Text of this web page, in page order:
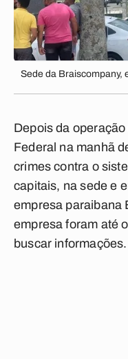
Sede da Braiscompany,
Depois da
Federal na manhã
crimes contra o
capitais, na sede e
empresa paraibana
empresa foram até
buscar informações.